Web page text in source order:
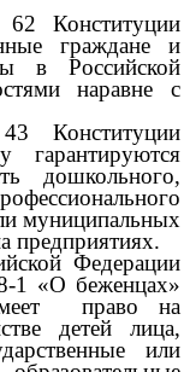
Конституции
граждане и
в Российской
наравне с
Конституции
гарантируются
дошкольного,
муниципальных
предприятиях.
Федерации
1 «О беженцах»
право на
детей лица,
или